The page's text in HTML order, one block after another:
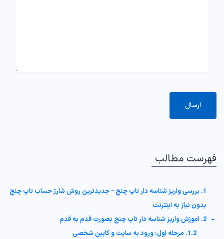
فهرست مطالب
1. بررسی واریز شناسه دار تاپ چنج - جدیدترین روش شارژ حساب تاپ چنج
بدون نیاز به اینترنت
2. آموزش واریز شناسه دار تاپ چنج بصورت قدم به قدم -
1.2. مرحله اول: ورود به سایت و کابین شخصی